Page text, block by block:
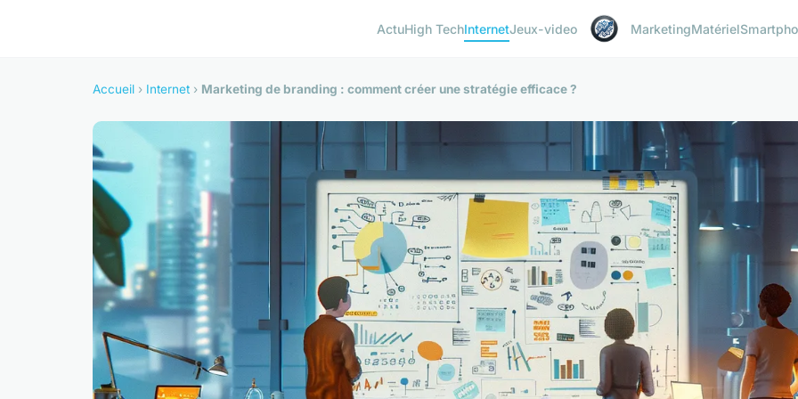
ActuHigh TechInternetJeux-video MarketingMatériel
Accueil › Internet › Marketing de branding : comment créer une stratégie efficace ?